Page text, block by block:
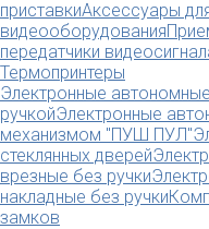
приставкиАксессуары
видеооборудования
передатчики
Термопринтеры
Электронные
ручкойЭлектронные
механизмом "ПУШ ПУЛ"
стеклянных дверей
врезные без ручки
накладные без ручки
замков